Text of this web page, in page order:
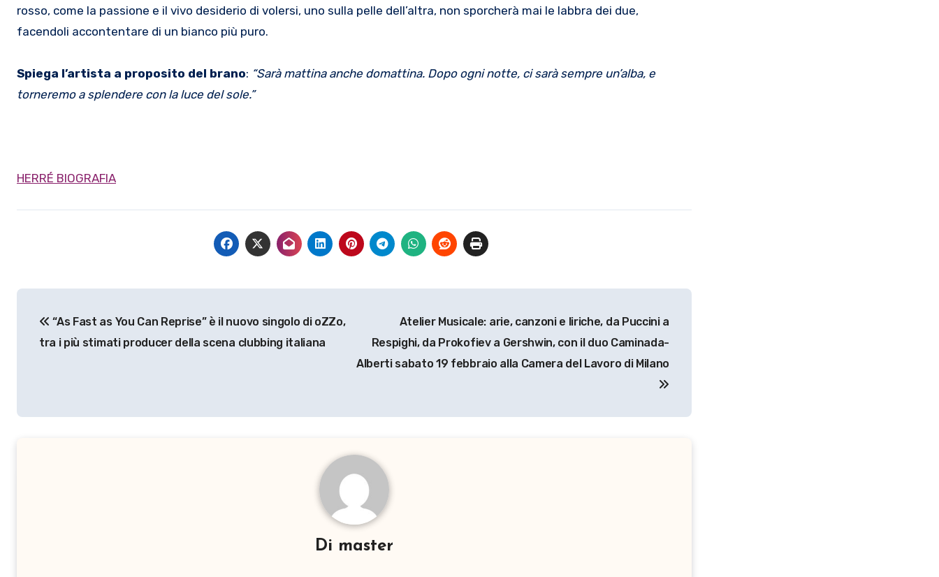
rosso, come la passione e il vivo desiderio di volersi, uno sulla pelle dell’altra, non sporcherà mai le labbra dei due,
facendoli accontentare di un bianco più puro.
Spiega l’artista a proposito del brano: “Sarà mattina anche domattina. Dopo ogni notte, ci sarà sempre un’alba, e
torneremo a splendere con la luce del sole.”
HERRÉ BIOGRAFIA
articoli
“As Fast as You Can Reprise” è il nuovo singolo di oZZo,
tra i più stimati producer della scena clubbing italiana
Atelier Musicale: arie, canzoni e liriche, da Puccini a
Respighi, da Prokofiev a Gershwin, con il duo Caminada-
Alberti sabato 19 febbraio alla Camera del Lavoro di Milano
Di master